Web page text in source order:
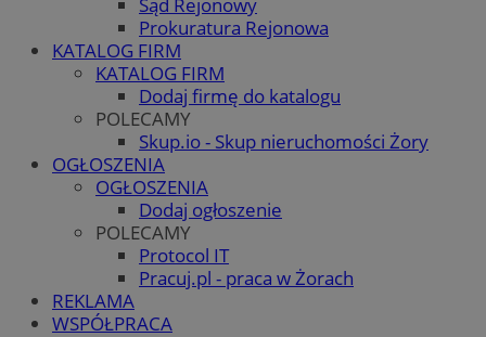
Prokuratura Rejonowa
KATALOG FIRM
KATALOG FIRM
Dodaj firmę do katalogu
POLECAMY
Skup.io - Skup nieruchomości Żory
OGŁOSZENIA
OGŁOSZENIA
Dodaj ogłoszenie
POLECAMY
Protocol IT
Pracuj.pl - praca w Żorach
REKLAMA
WSPÓŁPRACA